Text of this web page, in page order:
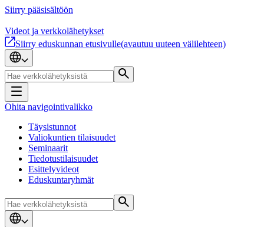
Siirry pääsisältöön
Videot ja verkkolähetykset
Siirry eduskunnan etusivulle(avautuu uuteen välilehteen)
Ohita navigointivalikko
Täysistunnot
Valiokuntien tilaisuudet
Seminaarit
Tiedotustilaisuudet
Esittelyvideot
Eduskuntaryhmät